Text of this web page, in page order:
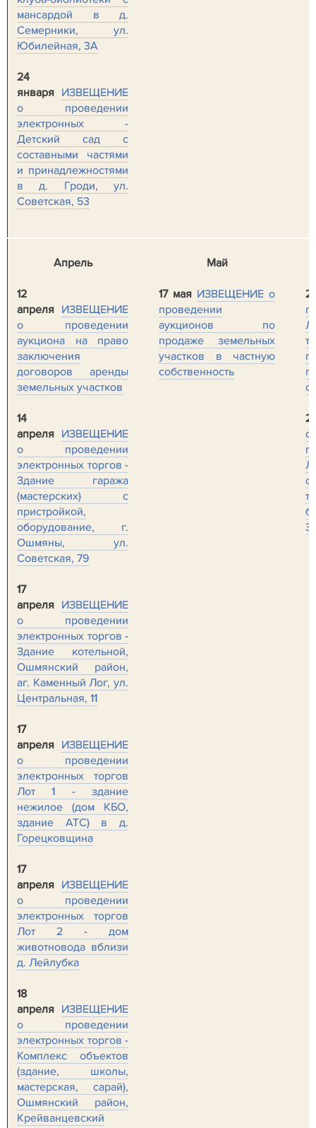
мансардой в д.
Семерники, ул.
Юбилейная, 3А
24
января ИЗВЕЩЕНИЕ
о проведении
электронных -
Детский сад с
составными частями
и принадлежностями
в д. Гроди, ул.
Советская, 53
Апрель
12
апреля ИЗВЕЩЕНИЕ
о проведении
аукциона на право
заключения
договоров аренды
земельных участков
14
апреля ИЗВЕЩЕНИЕ
о проведении
электронных торгов -
Здание гаража
(мастерских) с
пристройкой,
оборудование, г.
Ошмяны, ул.
Советская, 79
17
апреля ИЗВЕЩЕНИЕ
о проведении
электронных торгов -
Здание котельной,
Ошмянский район,
аг. Каменный Лог, ул.
Центральная, 11
17
апреля ИЗВЕЩЕНИЕ
о проведении
электронных торгов
Лот 1 - здание
нежилое (дом КБО,
здание АТС) в д.
Горецковщина
17
апреля ИЗВЕЩЕНИЕ
о проведении
электронных торгов
Лот 2 - дом
животновода вблизи
д. Лейлубка
18
апреля ИЗВЕЩЕНИЕ
о проведении
электронных торгов -
Комплекс объектов
(здание, школы,
мастерская, сарай),
Ошмянский район,
Крейванцевский
Май
17 мая ИЗВЕЩЕНИЕ о
проведении
аукционов по
продаже земельных
участков в частную
собственность
2